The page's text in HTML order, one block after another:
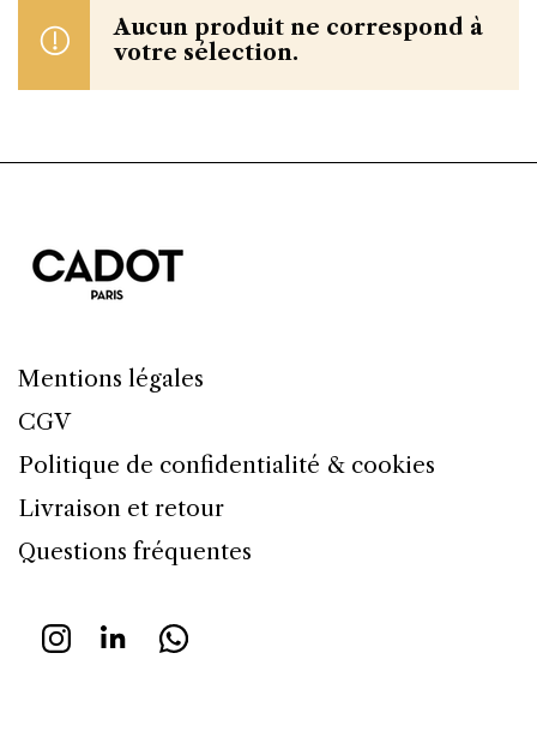
Aucun produit ne correspond à
votre sélection.
Mentions légales
CGV
Politique de confidentialité & cookies
Livraison et retour
Questions fréquentes